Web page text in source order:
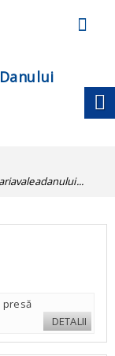
presă
DETALII